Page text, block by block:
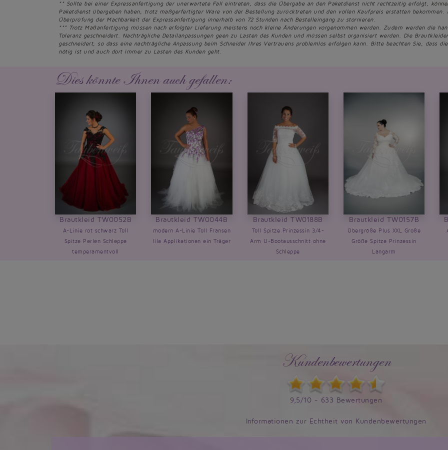
** Sollte bei einer Expressanfertigung der unerwartete Fall eintreten, dass die Übergabe an den Paketdienst nicht rechtzeitig erfolgt,
Paketdienst übergeben haben, trotz maßgerfertigter Ware von der Bestellung zurücktreten und den vollen Kaufpreis erstatten
Überprüfung der Machbarkeit der Expressanfertigung innerhalb von 72 Stunden nach Bestelleingang zu stornieren.
*** Trotz Maßanfertigung müssen nach erfolgter Lieferung meistens noch kleine Änderungen vorgenommen werden. Zudem werden die
Toleranz geschneidert. Nachträgliche Detailanpassungen geen zu Lasten des Kunden und müssen selbst organisiert werden. Die
geschneidert, so dass eine nachträgliche Anpassung beim Schneider Ihres Vertrauens problemlos erfolgen kann. Bitte beachten Sie, dass
nötig ist und auch dort immer zu Lasten des Kunden geht.
Dies könnte Ihnen auch gefallen:
Brautkleid TW0052B
A-Linie rot schwarz Tüll
Spitze Perlen Schleppe
temperamentvoll
Brautkleid TW0044B
modern A-Linie Tüll Fransen
lila Applikationen ein Träger
Brautkleid TW0188B
Tüll Spitze Prinzessin 3/4-
Arm U-Bootausschnitt ohne
Schleppe
Brautkleid TW0157B
Übergröße Plus XXL Große
Größe Spitze Prinzessin
Langarm
Kundenbewertungen
9,5/10 - 633 Bewertungen
Informationen zur Echtheit von Kundenbewertungen